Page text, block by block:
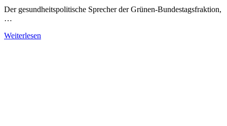
Der gesundheitspolitische Sprecher der Grünen-Bundestagsfraktion,
…
Weiterlesen